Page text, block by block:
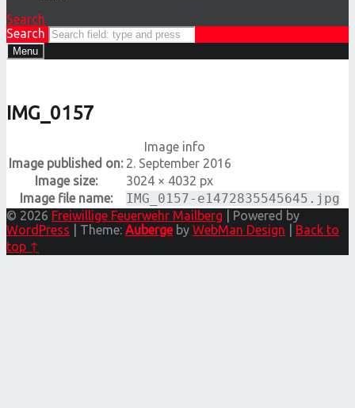
Search
Search
Menu
IMG_0157
Image info
Image published on: 2. September 2016
Image size:
3024 × 4032 px
Image file name:
IMG_0157-e1472835545645.jpg
© 2026 Freiwillige Feuerwehr Mailberg
Powered by
WordPress
Theme: Aubergeby WebMan Design
Back to
top ↑